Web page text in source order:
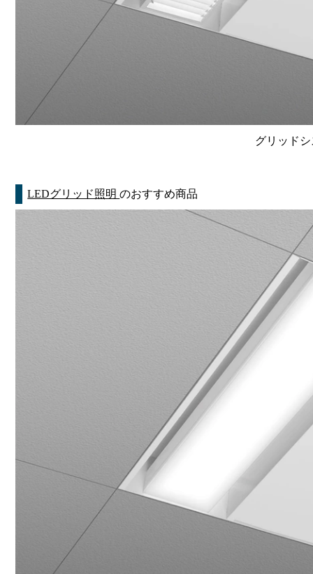
グリッド
LEDグリッド照明のおすすめ商品